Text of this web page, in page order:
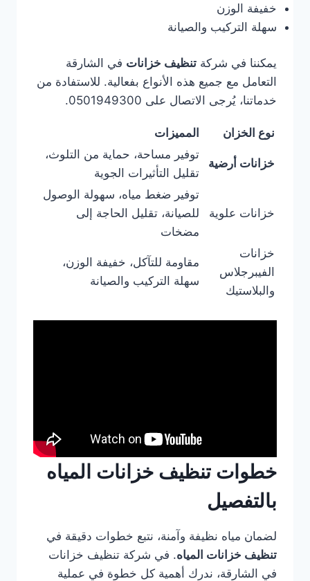
خفيفة الوزن
سهلة التركيب والصيانة
يمكننا في شركة تنظيف خزانات في الشارقة
التعامل مع جميع هذه الأنواع بفعالية. للاستفادة من
خدماتنا، يُرجى الاتصال على 0501949300.
نوع الخزان المميزات
خزانات أرضية
توفير مساحة، حماية من التلوث،
تقليل التأثيرات الجوية
خزانات علوية
توفير ضغط مياه، سهولة الوصول
للصيانة، تقليل الحاجة إلى
مضخات
خزانات
الفيبرجلاس
والبلاستيك
مقاومة للتآكل، خفيفة الوزن،
سهلة التركيب والصيانة
خطوات تنظيف خزانات المياه
بالتفصيل
لضمان مياه نظيفة وآمنة، نتبع خطوات دقيقة في
تنظيف خزانات المياه. في شركة تنظيف خزانات
في الشارقة، ندرك أهمية كل خطوة في عملية